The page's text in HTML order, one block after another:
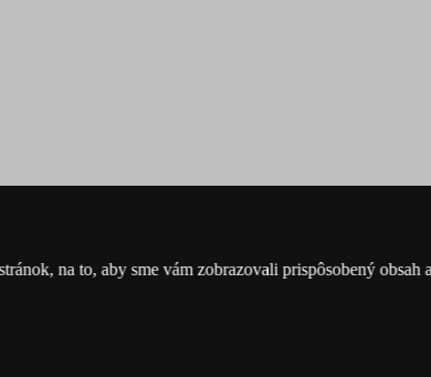
na to, aby sme vám zobrazovali prispôsobený obsah